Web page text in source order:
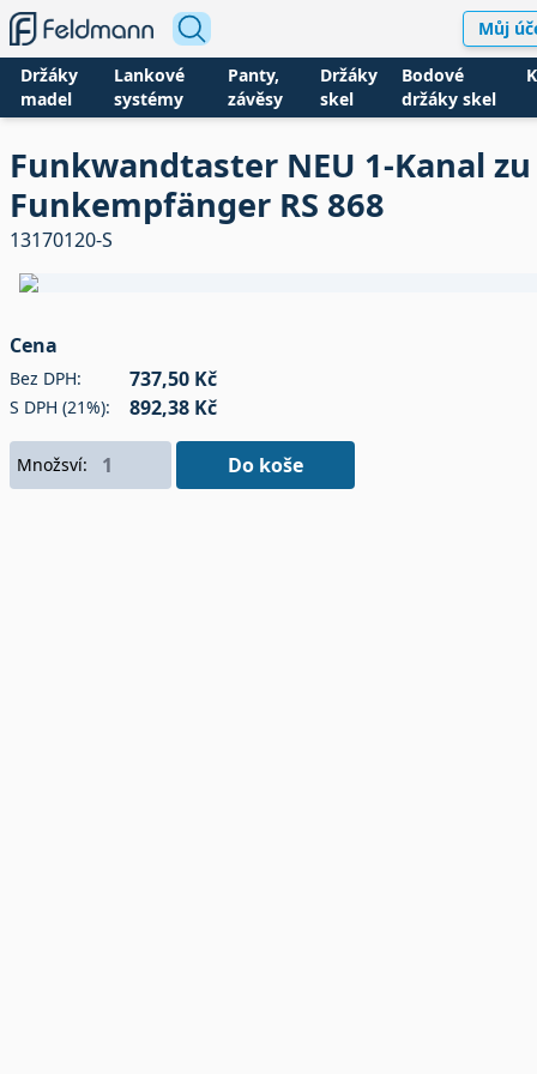
Můj
Držáky
madel
Lankové
systémy
Panty,
závěsy
Držáky
skel
Bodové
držáky skel
Funkwandtaster NEU 1-Kanal zu
Funkempfänger RS 868
13170120-S
Cena
Bez DPH: 737,50 Kč
S DPH (21%): 892,38 Kč
Množsví: Do koše